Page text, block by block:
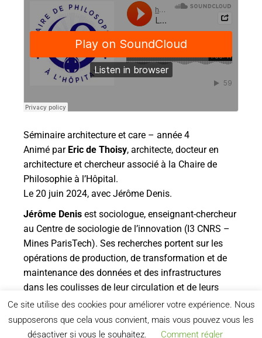
Séminaire architecture et care – année 4
Animé parEric de Thoisy, architecte, docteur en
architecture et chercheur associé à la Chaire de
Philosophie à l’Hôpital.
Le 20 juin 2024, avec Jérôme Denis.
Jérôme Denis est sociologue, enseignant-chercheur
au Centre de sociologie de l’innovation (I3 CNRS –
Mines ParisTech). Ses recherches portent sur les
opérations de production, de transformation et de
maintenance des données et des infrastructures
dans les coulisses de leur circulation et de leurs
usages, au sein de différents secteurs d’activités.
Ce site utilise des cookies pour améliorer votre expérience. Nous
supposerons que cela vous convient, mais vous pouvez vous les
désactiver si vous le souhaitez.
Comment régler